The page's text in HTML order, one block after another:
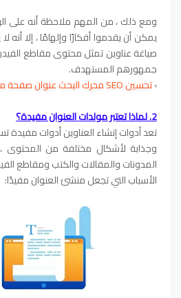
ومع ذلك ، من المهم ملاحظة أنه على
يمكن أن يقدموا أفكارًا وإلهامًا ، إلا أنه
صياغة عناوين تمثل محتوى مقاطع
جمهورهم المستهدف.
›تحسين SEO محرك البحث عنوان صفحة مدونة Blogger
2. لماذا تعتبر مولدات العنوان مفيدة؟
تعد أدوات إنشاء العناوين أدوات مفيدة
وجذابة لأشكال مختلفة من المحتوى
المدونات والمقالات والكتب ومقاطع
الأسباب التي تجعل منشئ العنوان مفيدًا: